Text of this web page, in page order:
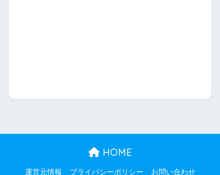
HOME
運営元情報 プライバシーポリシー お問い合わせ